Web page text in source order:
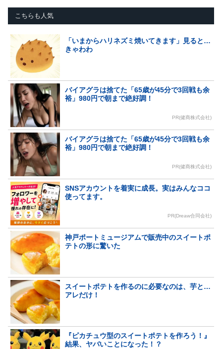
こちらも人気
「いまからハリネズミ焼いてきます」見ると…
きゃわわ
バイアグラは捨てた「65歳が45分で3回戦も余
裕」980円で朝まで絶好調！
PR(健商株式会社)
バイアグラは捨てた「65歳が45分で3回戦も余
裕」980円で朝まで絶好調！
PR(健商株式会社)
SNSアカウントを着実に成長。実はみんなココ
使ってます。
PR(Dreaw合同会社)
神戸ポートミュージアムで販売中のスイートポ
テトの形に驚いた
スイートポテトを作るのに必要なのは、芋と…
アレだけ！
『ピカチュウ型のスイートポテトを作ろう！』
結果、ヤバいことになった！？